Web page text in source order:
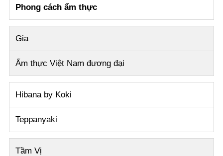
Phong cách ẩm thực
Gia
Ẩm thực Việt Nam đương đại
Hibana by Koki
Teppanyaki
Tầm Vị